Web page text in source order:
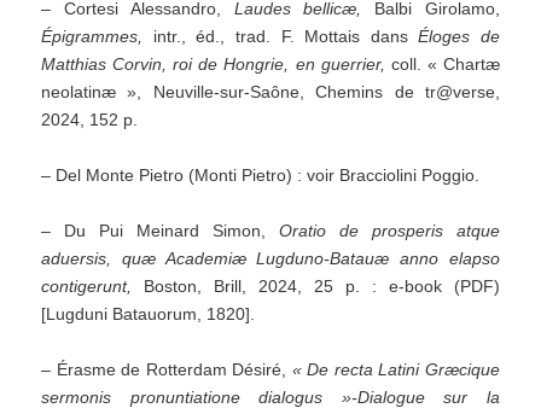
– Cortesi Alessandro, Laudes bellicæ, Balbi Girolamo,
Épigrammes, intr., éd., trad. F. Mottais dansÉloges de
Matthias Corvin, roi de Hongrie, en guerrier, coll. « Chartæ
neolatinæ », Neuville-sur-Saône, Chemins de tr@verse,
2024, 152 p.
– Del Monte Pietro (Monti Pietro) : voir Bracciolini Poggio.
– Du Pui Meinard Simon, Oratio de prosperis atque
aduersis, quæ Academiæ Lugduno-Batauæ anno elapso
contigerunt,
Boston, Brill, 2024, 25 p. : e-book (PDF)
[Lugduni Batauorum, 1820].
– Érasme de Rotterdam Désiré, « De recta Latini Græcique
sermonis pronuntiatione dialogus »-Dialogue sur la